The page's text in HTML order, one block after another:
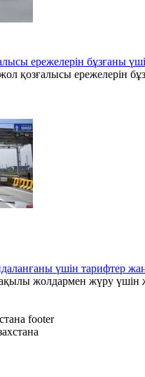
ережелерін бұзғаны
қозғалысы ережелерін
үшін тарифтер
жолдармен жүру үшін